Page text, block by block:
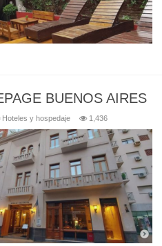
BUENOS AIRES
Hoteles y hospedaje 1,436